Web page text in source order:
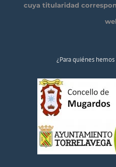
cuya titularidad
¿Para quiénes